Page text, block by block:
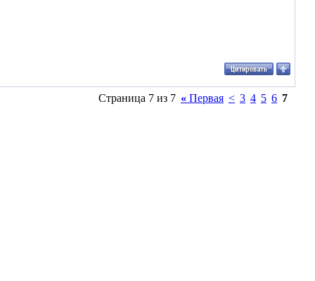
Страница 7 из 7 « Первая < 3 4 5 6 7